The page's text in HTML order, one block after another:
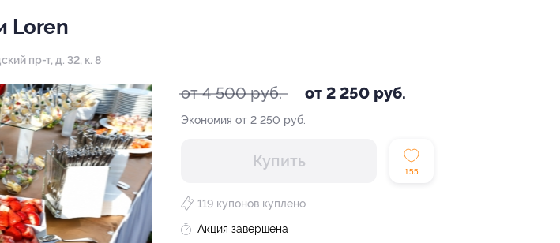
Loren
пр-т, д. 32, к. 8
от 4 500 руб. от 2 250 руб.
Экономия от 2 250 руб.
Купить
155
119 купонов куплено
Акция завершена